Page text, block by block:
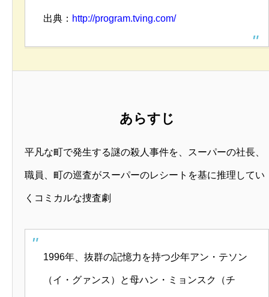
出典： http://program.tving.com/
あらすじ
平凡な町で発生する謎の殺人事件を、スーパーの社長、
職員、町の巡査がスーパーのレシートを基に推理してい
くコミカルな捜査劇
1996年、抜群の記憶力を持つ少年アン・テソン
（イ・グァンス）と母ハン・ミョンスク（チ